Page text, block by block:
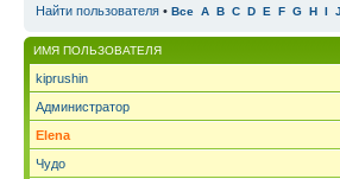
Найти пользователя • Все A B C D E F G H I J
ИМЯ ПОЛЬЗОВАТЕЛЯ
kiprushin
Администратор
Elena
Чудо